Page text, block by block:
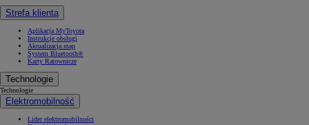
Strefa klienta
Aplikacja MyToyota
Instrukcje obsługi
Aktualizacja map
System Bluetooth®
Karty Ratownicze
Technologie
Technologie
Elektromobilność
Lider elektromobilności